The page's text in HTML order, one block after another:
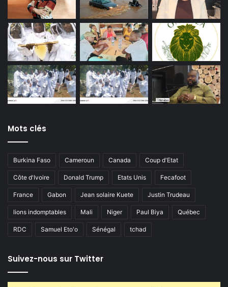
Mots clés
Burkina Faso Cameroun Canada Coup d'Etat
Côte d'Ivoire Donald Trump Etats Unis Fecafoot
France Gabon Jean solaire Kuete Justin Trudeau
lions indomptables Mali Niger Paul Biya Québec
RDC Samuel Eto'o Sénégal tchad
Suivez-nous sur Twitter